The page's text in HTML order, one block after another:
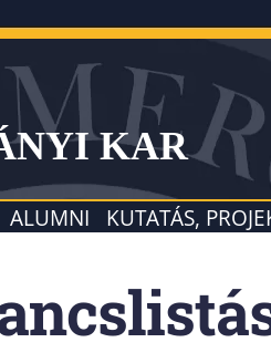
KAR
ALUMNI KUTATÁS,